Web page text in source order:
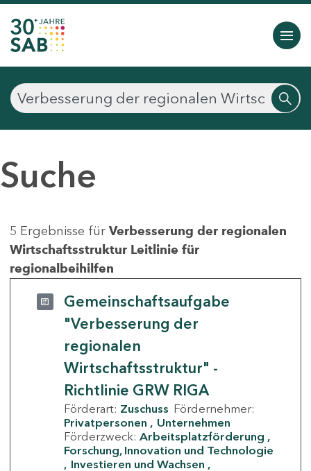
Suche
5 Ergebnisse für Verbesserung der regionalen
Wirtschaftsstruktur Leitlinie für
regionalbeihilfen
Gemeinschaftsaufgabe
"Verbesserung der
regionalen
Wirtschaftsstruktur" -
Richtlinie GRW RIGA
Förderart: Zuschuss Fördernehmer:
Privatpersonen
Unternehmen
Förderzweck: Arbeitsplatzförderung
Forschung, Innovation und Technologie
Investieren und Wachsen